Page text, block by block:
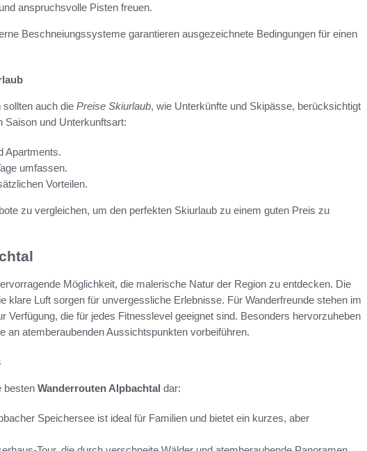
anspruchsvolle Pisten freuen.
Beschneiungssysteme garantieren ausgezeichnete Bedingungen für einen
auch die Preise Skiurlaub, wie Unterkünfte und Skipässe, berücksichtigt
Saison und Unterkunftsart:
Apartments.
umfassen.
Vorteilen.
zu vergleichen, um den perfekten Skiurlaub zu einem guten Preis zu
Möglichkeit, die malerische Natur der Region zu entdecken. Die
klare Luft sorgen für unvergessliche Erlebnisse. Für Wanderfreunde stehen im
Verfügung, die für jedes Fitnesslevel geeignet sind. Besonders hervorzuheben
an atemberaubenden Aussichtspunkten vorbeiführen.
besten Wanderrouten Alpbachtal dar:
Speichersee ist ideal für Familien und bietet ein kurzes, aber